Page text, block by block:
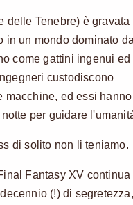
delle Tenebre) è gravata
in un mondo dominato
come gattini ingenui ed
custodiscono
ed essi hanno
per guidare
di solito non li teniamo.
Fantasy XV continua
(!) di segretezza,